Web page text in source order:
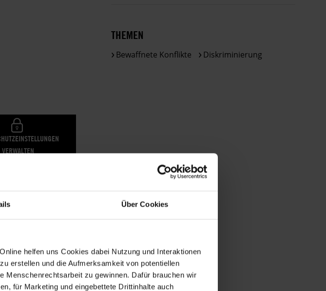
Über Cookies
helfen uns Cookies dabei Nutzung und Interaktionen
erstellen und die Aufmerksamkeit von potentiellen
Menschenrechtsarbeit zu gewinnen. Dafür brauchen wir
für Marketing und eingebettete Drittinhalte auch
VERWALTEN
durch Al-
die
woraufhin DAG-
der
THEMEN
Bewaffnete Konflikte Diskriminierung